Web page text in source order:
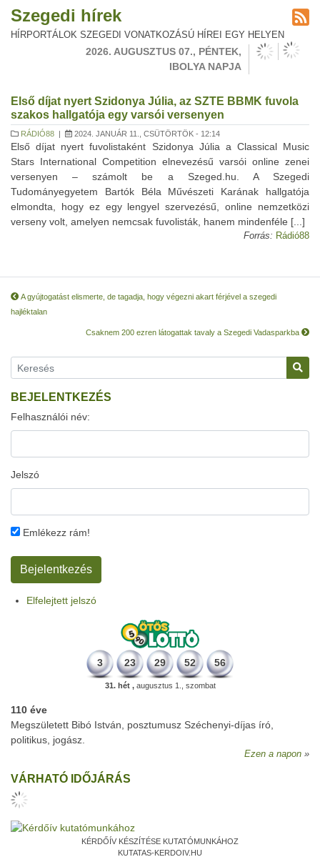
Szegedi hírek
HÍRPORTÁLOK SZEGEDI VONATKOZÁSÚ HÍREI EGY HELYEN
2026. AUGUSZTUS 07., PÉNTEK,
IBOLYA NAPJA
Első díjat nyert Szidonya Júlia, az SZTE BBMK fuvola
szakos hallgatója egy varsói versenyen
RÁDIÓ88 | 2024. JANUÁR 11., CSÜTÖRTÖK - 12:14
Első díjat nyert fuvolistaként Szidonya Júlia a Classical Music
Stars International Competition elnevezésű varsói online zenei
versenyen – számolt be a Szeged.hu. A Szegedi
Tudományegyetem Bartók Béla Művészeti Karának hallgatója
elmondta, hogy ez egy lengyel szervezésű, online nemzetközi
verseny volt, amelyen nemcsak fuvolisták, hanem mindenféle [...]
Forrás: Rádió88
A gyújtogatást elismerte, de tagadja, hogy végezni akart férjével a szegedi
hajléktalan
Csaknem 200 ezren látogattak tavaly a Szegedi Vadasparkba
BEJELENTKEZÉS
Felhasználói név:
Jelszó
Emlékezz rám!
Elfelejtett jelszó
3 23 29 52 56
31. hét ,augusztus 1., szombat
110 éve
Megszületett Bibó István, posztumusz Széchenyi-díjas író,
politikus, jogász.
Ezen a napon
VÁRHATÓ IDŐJÁRÁS
KÉRDŐÍV KÉSZÍTÉSE KUTATÓMUNKÁHOZ
KUTATAS-KERDOIV.HU